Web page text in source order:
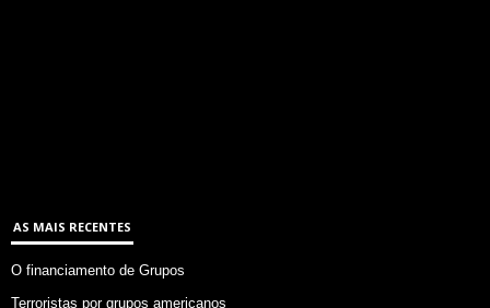
AS MAIS RECENTES
O financiamento de Grupos
Terroristas por grupos americanos